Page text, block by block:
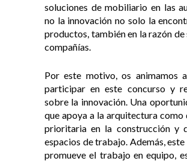
soluciones de mobiliario en las
no la innovación no solo la
productos, también en la razón de
compañías.
Por este motivo, os animamos
participar en este concurso y
sobre la innovación. Una
que apoya a la arquitectura como
prioritaria en la construcción y
espacios de trabajo. Además,
promueve el trabajo en equipo,